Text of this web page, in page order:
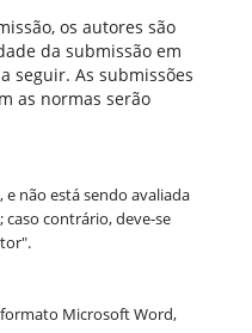
os autores são
da submissão em
seguir. As submissões
as normas serão
não está sendo avaliada
contrário, deve-se
Microsoft Word,